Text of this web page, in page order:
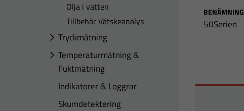
Olja i vatten
Tillbehör Vätskeanalys
Tryckmätning
Temperaturmätning &
Fuktmätning
Indikatorer & Loggrar
Skumdetektering
BENÄMNING
50Serien